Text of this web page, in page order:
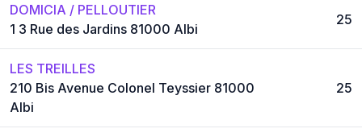
DOMICIA / PELLOUTIER
1 3 Rue des Jardins 81000 Albi
25
LES TREILLES
210 Bis Avenue Colonel Teyssier 81000
Albi
25